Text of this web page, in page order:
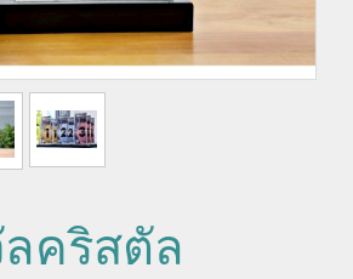
คริสตัล